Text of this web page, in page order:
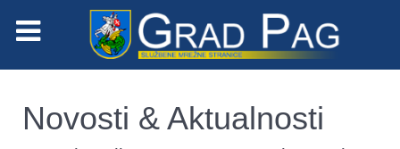
Novosti & Aktualnosti